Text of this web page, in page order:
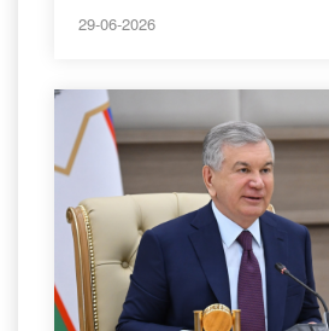
29-06-2026